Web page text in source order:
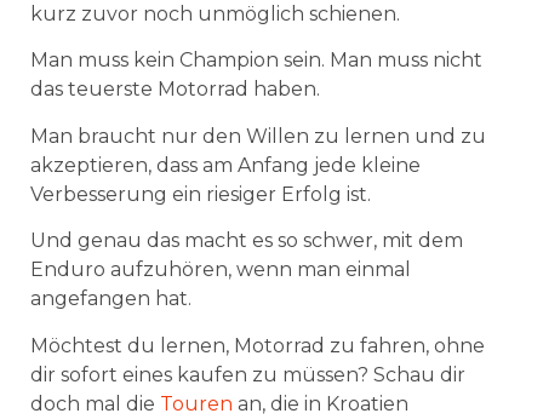
kurz zuvor noch unmöglich schienen.
Man muss kein Champion sein. Man muss nicht
das teuerste Motorrad haben.
Man braucht nur den Willen zu lernen und zu
akzeptieren, dass am Anfang jede kleine
Verbesserung ein riesiger Erfolg ist.
Und genau das macht es so schwer, mit dem
Enduro aufzuhören, wenn man einmal
angefangen hat.
Möchtest du lernen, Motorrad zu fahren, ohne
dir sofort eines kaufen zu müssen? Schau dir
doch mal die Touren an, die in Kroatien